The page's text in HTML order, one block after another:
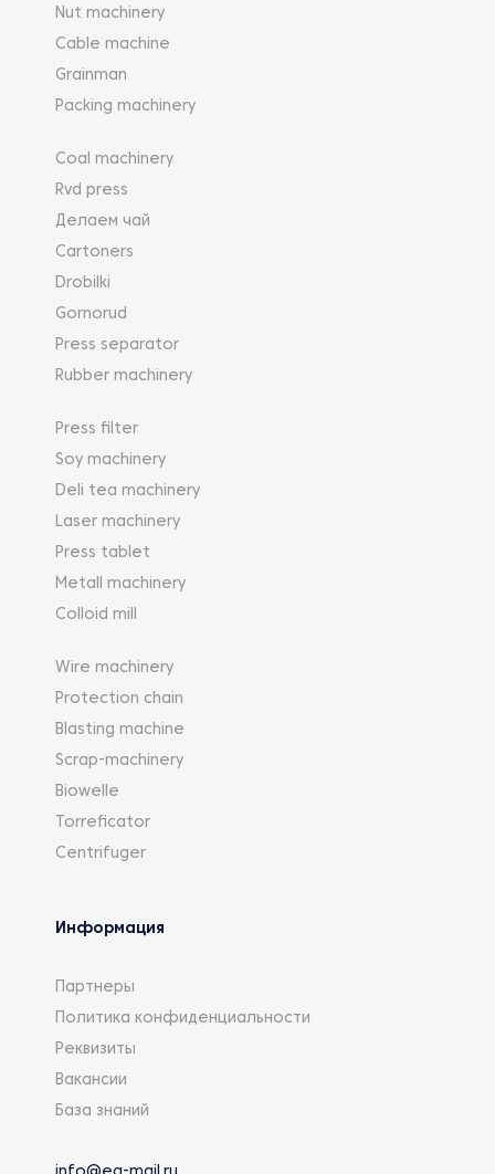
Nut machinery
Cable machine
Grainman
Packing machinery
Coal machinery
Rvd press
Делаем чай
Cartoners
Drobilki
Gornorud
Press separator
Rubber machinery
Press filter
Soy machinery
Deli tea machinery
Laser machinery
Press tablet
Metall machinery
Colloid mill
Wire machinery
Protection chain
Blasting machine
Scrap-machinery
Biowelle
Torreficator
Centrifuger
Информация
Партнеры
Политика конфиденциальности
Реквизиты
Вакансии
База знаний